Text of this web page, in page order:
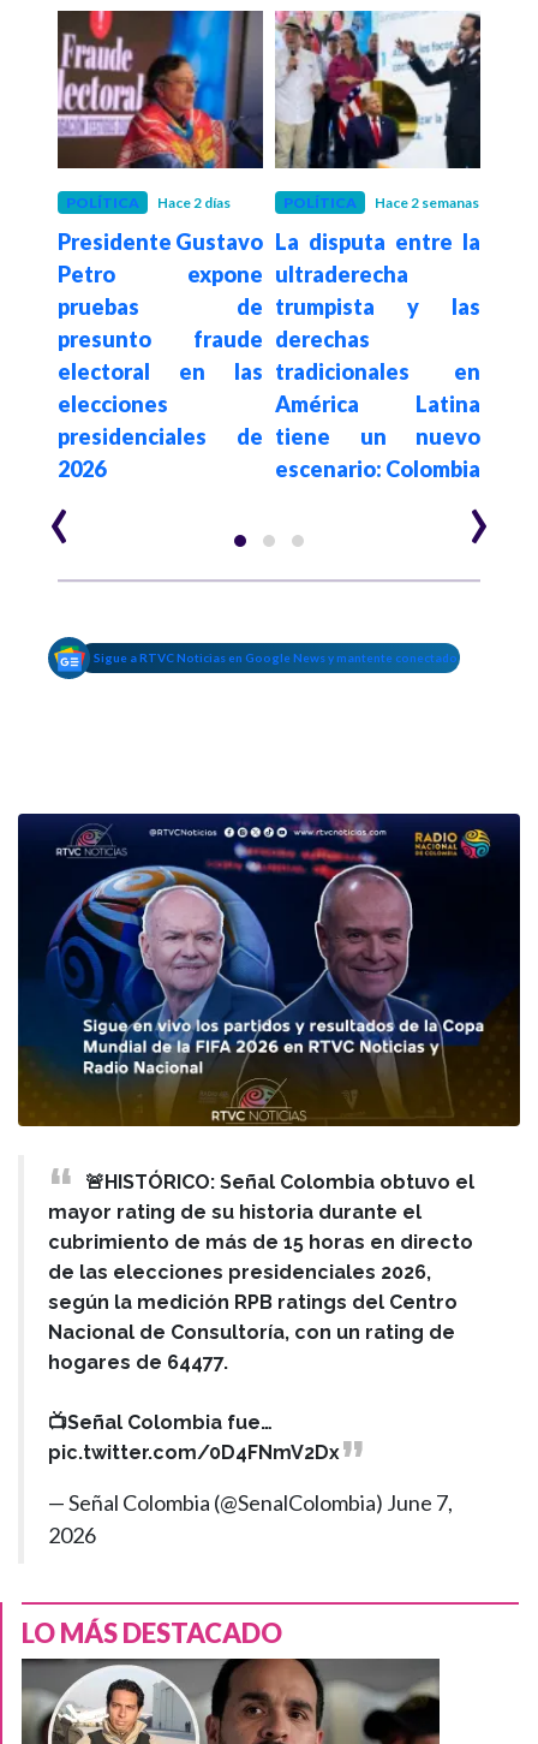
POLÍTICA Hace 2 días
Presidente Gustavo
Petro expone
pruebas de
presunto fraude
electoral en las
elecciones
presidenciales de
2026
POLÍTICA Hace 2 semanas
La disputa entre la
ultraderecha
trumpista y las
derechas
tradicionales en
América Latina
tiene un nuevo
escenario: Colombia
‹ ›
Sigue a RTVC Noticias en Google News y mantente conectado
🚨HISTÓRICO: Señal Colombia obtuvo el
mayor rating de su historia durante el
cubrimiento de más de 15 horas en directo
de las elecciones presidenciales 2026,
según la medición RPB ratings del Centro
Nacional de Consultoría, con un rating de
hogares de 64477.
📺Señal Colombia fue…
pic.twitter.com/0D4FNmV2Dx
— Señal Colombia (@SenalColombia) June 7,
2026
LO MÁS DESTACADO